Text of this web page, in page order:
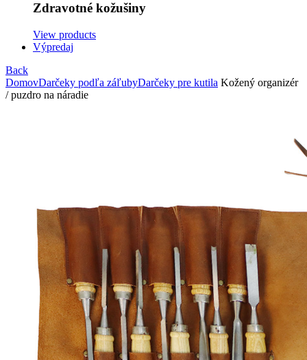
Zdravotné kožušiny
View products
Výpredaj
Back
DomovDarčeky podľa záľubyDarčeky pre kutila Kožený organizér
/ puzdro na náradie